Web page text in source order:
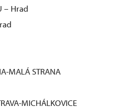
– Hrad
MALÁ STRANA
MICHÁLKOVICE